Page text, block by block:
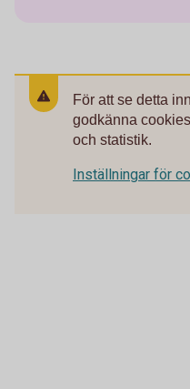
För att se detta
godkänna
och statistik.
Inställningar för